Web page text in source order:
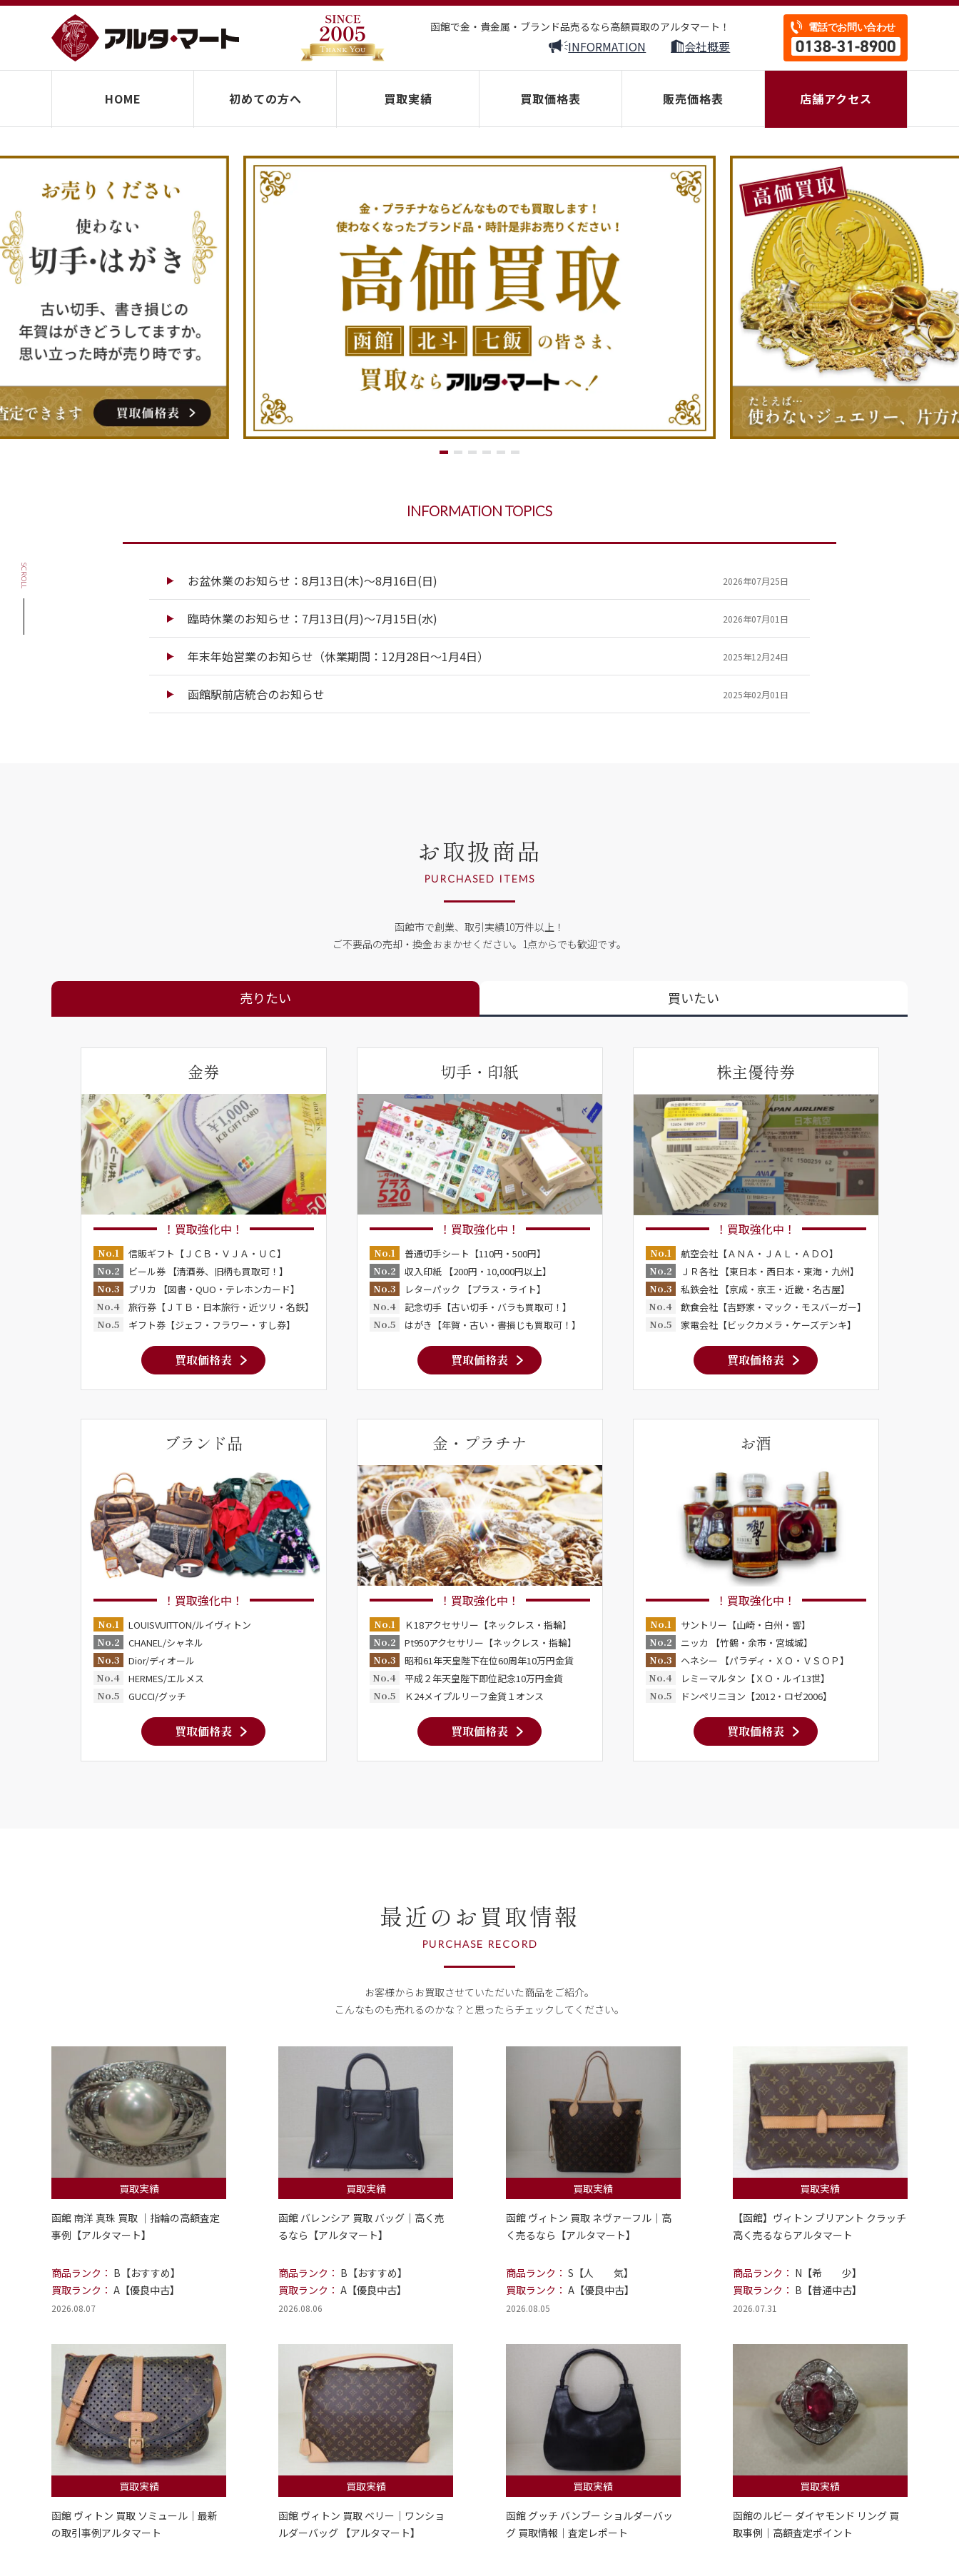
函館で金・貴金属・ブランド品売るなら高額買取のアルタマート！
INFORMATION 会社概要
HOME 初めての方へ 買取実績 買取価格表 販売価格表 店舗アクセス
SCROLL
INFORMATION TOPICS
お盆休業のお知らせ：8月13日(木)～8月16日(日) 2026年07月25日
臨時休業のお知らせ：7月13日(月)～7月15日(水) 2026年07月01日
年末年始営業のお知らせ（休業期間：12月28日～1月4日） 2025年12月24日
函館駅前店統合のお知らせ 2025年02月01日
お取扱商品
PURCHASED ITEMS
函館市で創業、取引実績10万件以上！
ご不要品の売却・換金おまかせください。 1点からでも歓迎です。
売りたい 買いたい
金券
！買取強化中！
No.1
信販ギフト【ＪＣＢ・ＶＪＡ・ＵＣ】
No.2
ビール券 【清酒券、旧柄も買取可！】
No.3
プリカ 【図書・QUO・テレホンカード】
No.4
旅行券【ＪＴＢ・日本旅行・近ツリ・名鉄】
No.5
ギフト券【ジェフ・フラワー・すし券】
買取価格表
切手・印紙
！買取強化中！
No.1
普通切手シート【110円・500円】
No.2
収入印紙 【200円・10,000円以上】
No.3
レターパック 【プラス・ライト】
No.4
記念切手【古い切手・バラも買取可！】
No.5
はがき【年賀・古い・書損じも買取可！】
買取価格表
株主優待券
！買取強化中！
No.1
航空会社【ＡＮＡ・ＪＡＬ・ＡＤＯ】
No.2
ＪＲ各社 【東日本・西日本・東海・九州】
No.3
私鉄会社 【京成・京王・近畿・名古屋】
No.4
飲食会社【吉野家・マック・モスバーガー】
No.5
家電会社【ビックカメラ・ケーズデンキ】
買取価格表
ブランド品
！買取強化中！
No.1
LOUISVUITTON/ルイヴィトン
No.2
CHANEL/シャネル
No.3
Dior/ディオール
No.4
HERMES/エルメス
No.5
GUCCI/グッチ
買取価格表
金・プラチナ
！買取強化中！
No.1
Ｋ18アクセサリー【ネックレス・指輪】
No.2
Pt950アクセサリー【ネックレス・指輪】
No.3
昭和61年天皇陛下在位60周年10万円金貨
No.4
平成２年天皇陛下即位記念10万円金貨
No.5
Ｋ24メイプルリーフ金貨１オンス
買取価格表
お酒
！買取強化中！
No.1
サントリー【山崎・白州・響】
No.2
ニッカ 【竹鶴・余市・宮城城】
No.3
ヘネシー 【パラディ・ＸＯ・ＶＳＯＰ】
No.4
レミーマルタン【ＸＯ・ルイ13世】
No.5
ドンペリニヨン【2012・ロゼ2006】
買取価格表
最近のお買取情報
PURCHASE RECORD
お客様からお買取させていただいた商品をご紹介。
こんなものも売れるのかな？ と思ったらチェックしてください。
買取実績
函館 南洋 真珠 買取 ｜指輪の高額査定
事例【アルタマート】
商品ランク： B【おすすめ】
買取ランク： A【優良中古】
2026.08.07
買取実績
函館 バレンシア 買取 バッグ｜高く売
るなら【アルタマート】
商品ランク： B【おすすめ】
買取ランク： A【優良中古】
2026.08.06
買取実績
函館 ヴィトン 買取 ネヴァーフル｜高
く売るなら【アルタマート】
商品ランク： S【人 気】
買取ランク： A【優良中古】
2026.08.05
買取実績
【函館】ヴィトン ブリアント クラッチ
高く売るならアルタマート
商品ランク： N【希 少】
買取ランク： B【普通中古】
2026.07.31
買取実績
函館 ヴィトン 買取 ソミュール｜最新
の取引事例アルタマート
買取実績
函館 ヴィトン 買取 ベリー｜ワンショ
ルダーバッグ 【アルタマート】
買取実績
函館 グッチ バンブー ショルダーバッ
グ 買取情報｜査定レポート
買取実績
函館のルビー ダイヤモンド リング 買
取事例｜高額査定ポイント